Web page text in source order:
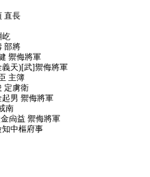
直長
屹
部將
禦侮將軍
義天)[武]禦侮將軍
主簿
定虜衛
男 禦侮將軍
南
尙益 禦侮將軍
知中樞府事